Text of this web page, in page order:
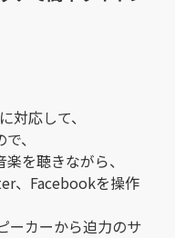
応して、
、
を聴きながら、
、Facebookを操作
ーカーから迫力のサ